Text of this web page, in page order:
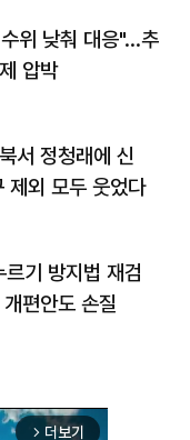
위 낮춰 대응"…추
압박
서 정청래에 신
제외 모두 웃었다
기 방지법 재검
편안도 손질
arrow_forward_ios 더보기